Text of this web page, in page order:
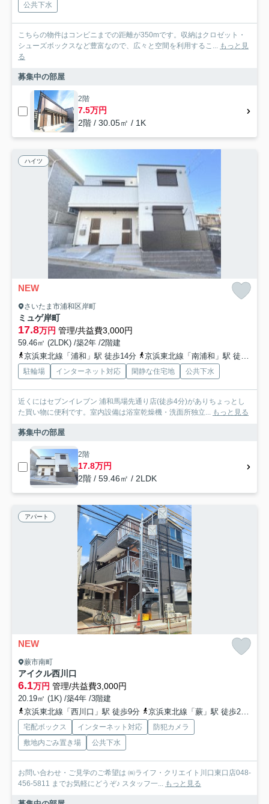
公共下水
こちらの物件はコンビニまでの距離が350mです。収納はクロゼット・
シューズボックスなど豊富なので、広々と空間を利用するこ... もっと見
る
募集中の部屋
2階
7.5万円
2階 / 30.05㎡ / 1K
ハイツ
NEW
さいたま市浦和区岸町
ミュゲ岸町
17.8万円 管理/共益費3,000円
59.46㎡ (2LDK) /築2年 /2階建
京浜東北線「浦和」駅 徒歩14分
京浜東北線「南浦和」駅 徒歩15分
駐輪場 インターネット対応 閑静な住宅地 公共下水
近くにはセブンイレブン 浦和馬場先通り店(徒歩4分)がありちょっとし
た買い物に便利です。室内設備は浴室乾燥機・洗面所独立... もっと見る
募集中の部屋
2階
17.8万円
2階 / 59.46㎡ / 2LDK
アパート
NEW
蕨市南町
アイクル西川口
6.1万円 管理/共益費3,000円
20.19㎡ (1K) /築4年 /3階建
京浜東北線「西川口」駅 徒歩9分
京浜東北線「蕨」駅 徒歩22分
宅配ボックス インターネット対応
防犯カメラ
敷地内ごみ置き場
公共下水
お問い合わせ・ご見学のご希望は ㈱ライフ・クリエイト川口東口店048-
456-5811 までお気軽にどうぞ♪ スタッフ一... もっと見る